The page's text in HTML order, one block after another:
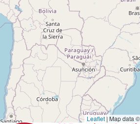
Leaflet | Map data ©